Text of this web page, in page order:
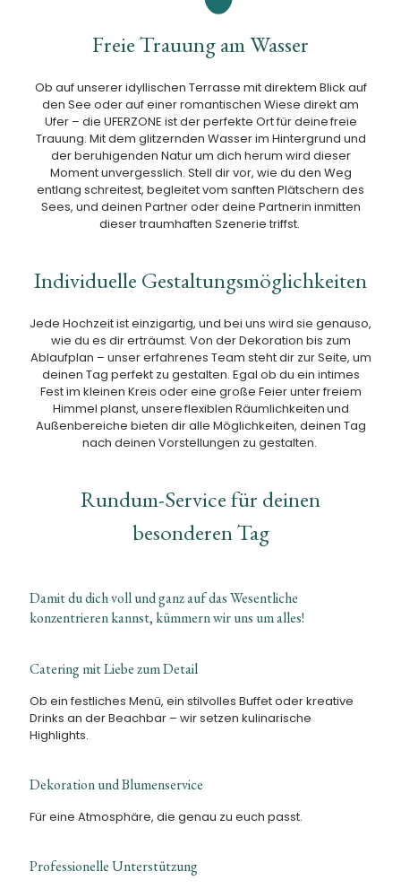
Freie Trauung am Wasser
Ob auf unserer idyllischen Terrasse mit direktem Blick auf
den See oder auf einer romantischen Wiese direkt am
Ufer – die UFERZONE ist der perfekte Ort für deinefreie
Trauung. Mit dem glitzernden Wasser im Hintergrund und
der beruhigenden Natur um dich herum wird dieser
Moment unvergesslich. Stell dir vor, wie du den Weg
entlang schreitest, begleitet vom sanften Plätschern des
Sees, und deinen Partner oder deine Partnerin inmitten
dieser traumhaften Szenerie triffst.
Individuelle Gestaltungsmöglichkeiten
Jede Hochzeit ist einzigartig, und bei uns wird sie genauso,
wie du es dir erträumst. Von der Dekoration bis zum
Ablaufplan – unser erfahrenes Team steht dir zur Seite, um
deinen Tag perfekt zu gestalten. Egal ob du ein intimes
Fest im kleinen Kreis oder eine große Feier unter freiem
Himmel planst, unsereflexiblen Räumlichkeitenund
Außenbereiche bieten dir alle Möglichkeiten, deinen Tag
nach deinen Vorstellungen zu gestalten.
Rundum-Service für deinen
besonderen Tag
Damit du dichvoll und ganzauf das Wesentliche
konzentrieren kannst, kümmern wir uns um alles!
Catering mit Liebe zum Detail
Ob ein festliches Menü, ein stilvolles Buffet oder kreative
Drinks an derBeachbar – wir setzen kulinarische
Highlights.
Dekoration und Blumenservice
Für eine Atmosphäre, die genau zu euch passt.
Professionelle Unterstützung